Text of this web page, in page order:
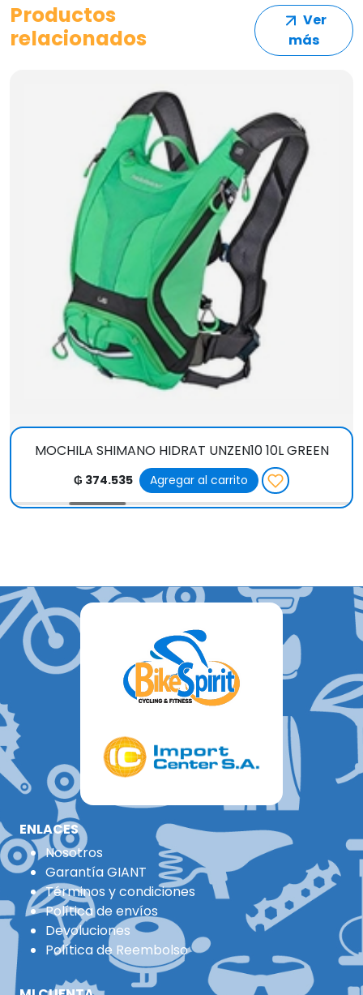
Productos
relacionados
Ver
más
MOCHILA SHIMANO HIDRAT UNZEN10 10L GREEN
₲ 374.535 Agregar al carrito
ENLACES
Nosotros
Garantía GIANT
Términos y condiciones
Política de envíos
Devoluciones
Política de Reembolso